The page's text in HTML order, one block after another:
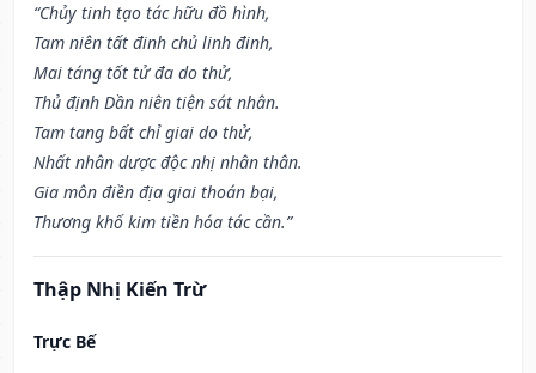
“Chủy tinh tạo tác hữu đồ hình,
Tam niên tất đinh chủ linh đinh,
Mai táng tốt tử đa do thử,
Thủ định Dần niên tiện sát nhân.
Tam tang bất chỉ giai do thử,
Nhất nhân dược độc nhị nhân thân.
Gia môn điền địa giai thoán bại,
Thương khố kim tiền hóa tác cần.”
Thập Nhị Kiến Trừ
Trực Bế